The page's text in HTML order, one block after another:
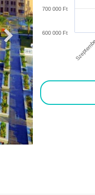
600 000 Ft
700 000 Ft